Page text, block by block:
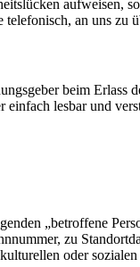
aufweisen,
telefonisch, an uns zu
beim
lesbar und
„betroffene
zu
oder